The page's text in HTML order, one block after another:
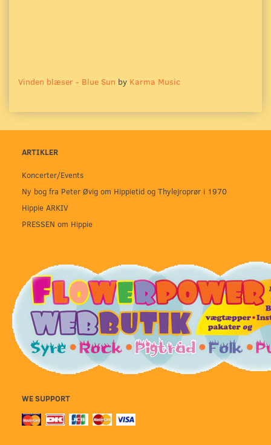
Vinden blæser - Blue Sun by Karma Music
ARTIKLER
Koncerter/Events
Ny bog fra Peter Øvig om Hippietid og Thylejroprør i 1970
Hippie ARKIV
PRESSEN om Hippie
WE SUPPORT